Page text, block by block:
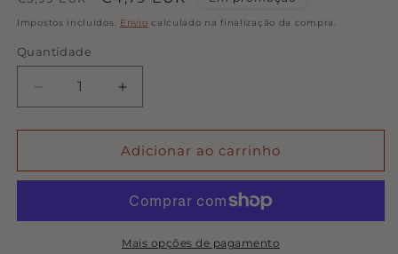
normal
de
Impostos incluídos. Envio calculado na finalização da compra.
Quantidade
Quantidade
Diminuir
a
quantidade
Bóia
Fresh
Aumentar
a
quantidade
de
Bóia
Fresh
Greens
Adicionar ao carrinho
Mais opções de pagamento